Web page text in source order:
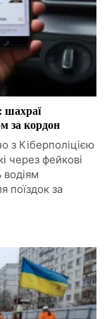
шахраї
за кордон
з Кіберполіцією
через фейкові
поїздок за